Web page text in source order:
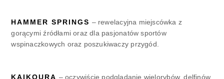
HAMMER SPRINGS – rewelacyjna miejscówka z
gorącymi źródłami oraz dla pasjonatów sportów
wspinaczkowych oraz poszukiwaczy przygód.
KAIKOURA – oczywiście podglądanie wielorybów, delfinów